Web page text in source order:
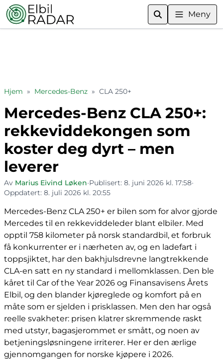
Meny
Hjem » Mercedes-Benz » CLA 250+
Mercedes-Benz CLA 250+:
rekkeviddekongen som
koster deg dyrt – men
leverer
Av Marius Eivind Løken•Publisert: 8. juni 2026 kl. 17:58•
Oppdatert: 8. juli 2026 kl. 20:55
Mercedes-Benz CLA 250+ er bilen som for alvor gjorde
Mercedes til en rekkeviddeleder blant elbiler. Med
opptil 758 kilometer på norsk standardbil, et forbruk
få konkurrenter er i nærheten av, og en ladefart i
toppsjiktet, har den bakhjulsdrevne langtrekkende
CLA-en satt en ny standard i mellomklassen. Den ble
kåret til Car of the Year 2026 og Finansavisens Årets
Elbil, og den blander kjøreglede og komfort på en
måte som er sjelden i prisklassen. Men den har også
reelle svakheter: prisen klatrer skremmende raskt
med utstyr, bagasjerommet er smått, og noen av
betjeningsløsningene irriterer. Her er den ærlige
gjennomgangen for norske kjøpere i 2026.